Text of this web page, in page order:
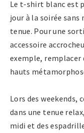
Le t-shirt blanc est
jour à la soirée
tenue. Pour une
accessoire
exemple, remplacer
hauts
Lors des weekends,
dans une tenue
midi et des